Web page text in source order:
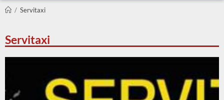
/ Servitaxi
Servitaxi